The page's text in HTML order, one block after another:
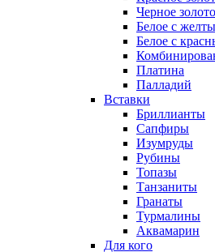
Черное золото
Белое с
Белое с
Платина
Палладий
Вставки
Бриллианты
Сапфиры
Изумруды
Рубины
Топазы
Танзаниты
Гранаты
Турмалины
Аквамарин
Для кого